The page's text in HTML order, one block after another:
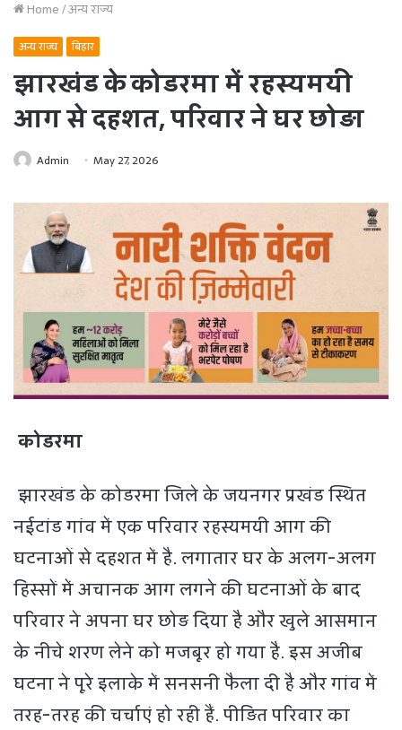
Home/अन्य राज्य
अन्य राज्य बिहार
झारखंड के कोडरमा में रहस्यमयी
आग से दहशत, परिवार ने घर छोड़ा
Admin May 27, 2026
कोडरमा
झारखंड के कोडरमा जिले के जयनगर प्रखंड स्थित
नईटांड गांव में एक परिवार रहस्यमयी आग की
घटनाओं से दहशत में है. लगातार घर के अलग-अलग
हिस्सों में अचानक आग लगने की घटनाओं के बाद
परिवार ने अपना घर छोड़ दिया है और खुले आसमान
के नीचे शरण लेने को मजबूर हो गया है. इस अजीब
घटना ने पूरे इलाके में सनसनी फैला दी है और गांव में
तरह-तरह की चर्चाएं हो रही हैं. पीड़ित परिवार का